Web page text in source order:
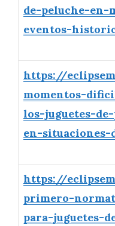
de-peluche-en-
eventos-
https://
momentos-
los-juguetes-
en-
https://
primero-
para-juguetes-